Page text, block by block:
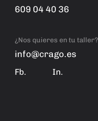
609 04 40 36
¿Nos quieres en tu taller?
info@crago.es
Fb. In.